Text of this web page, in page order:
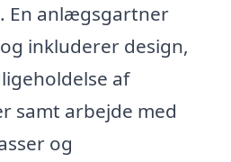
En anlægsgartner
inkluderer design,
af
samt arbejde med
og